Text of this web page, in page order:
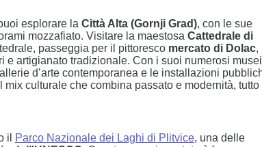
esplorare la Città Alta (Gornji Grad), con le sue
mozzafiato. Visitare la maestosa Cattedrale di
passeggia per il pittoresco mercato di Dolac,
e artigianato tradizionale. Con i suoi numerosi
d’arte contemporanea e le installazioni
culturale che combina passato e modernità, tutto
il Parco Nazionale dei Laghi di Plitvice, una delle